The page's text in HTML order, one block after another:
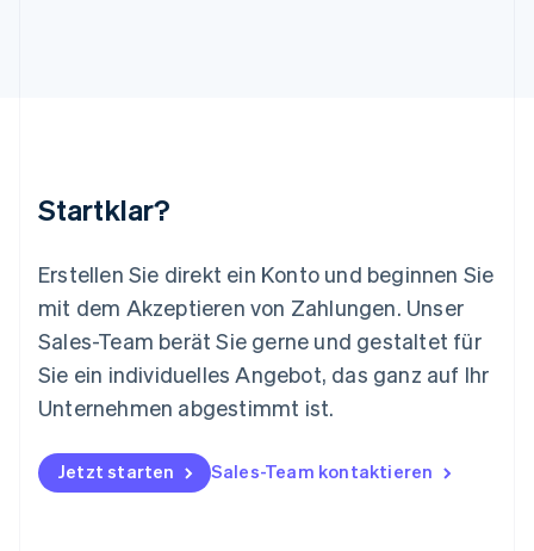
Startklar?
Erstellen Sie direkt ein Konto und beginnen Sie
mit dem Akzeptieren von Zahlungen. Unser
Sales-Team berät Sie gerne und gestaltet für
Sie ein individuelles Angebot, das ganz auf Ihr
Unternehmen abgestimmt ist.
Jetzt starten Sales-Team kontaktieren
EspañolEnglish
Niederlande
NederlandsEnglish
English
Österreich
Deutsch
Polen
Portugal
PortuguêsEnglish